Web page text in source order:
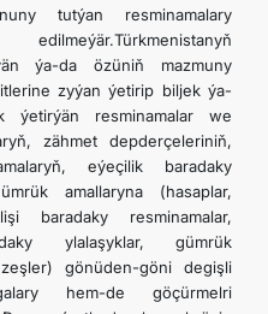
tutýan resminamalary
ýa-da özüniň mazmuny
zyýan ýetirip biljek ýa-
ýetirýän resminamalar we
zähmet depderçeleriniň,
eýeçilik baradaky
amallaryna (hasaplar,
baradaky resminamalar,
ylalaşyklar, gümrük
gönüden-göni degişli
hem-de göçürmelri